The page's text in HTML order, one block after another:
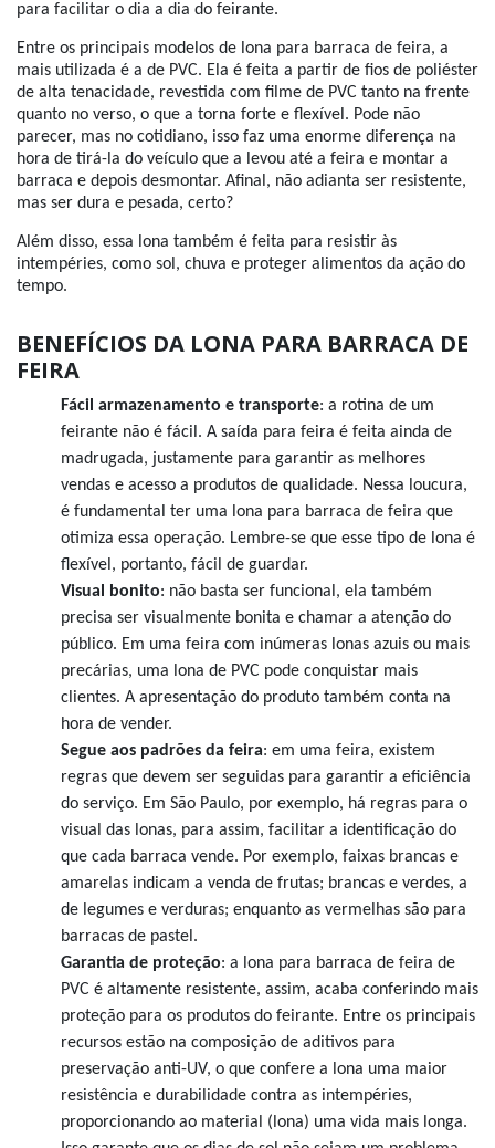
para facilitar o dia a dia do feirante.
Entre os principais modelos de lona para barraca de feira, a
mais utilizada é a de PVC. Ela é feita a partir de fios de poliéster
de alta tenacidade, revestida com filme de PVC tanto na frente
quanto no verso, o que a torna forte e flexível. Pode não
parecer, mas no cotidiano, isso faz uma enorme diferença na
hora de tirá-la do veículo que a levou até a feira e montar a
barraca e depois desmontar. Afinal, não adianta ser resistente,
mas ser dura e pesada, certo?
Além disso, essa lona também é feita para resistir às
intempéries, como sol, chuva e proteger alimentos da ação do
tempo.
BENEFÍCIOS DA LONA PARA BARRACA DE
FEIRA
Fácil armazenamento e transporte: a rotina de um
feirante não é fácil. A saída para feira é feita ainda de
madrugada, justamente para garantir as melhores
vendas e acesso a produtos de qualidade. Nessa loucura,
é fundamental ter uma lona para barraca de feira que
otimiza essa operação. Lembre-se que esse tipo de lona é
flexível, portanto, fácil de guardar.
Visual bonito: não basta ser funcional, ela também
precisa ser visualmente bonita e chamar a atenção do
público. Em uma feira com inúmeras lonas azuis ou mais
precárias, uma lona de PVC pode conquistar mais
clientes. A apresentação do produto também conta na
hora de vender.
Segue aos padrões da feira: em uma feira, existem
regras que devem ser seguidas para garantir a eficiência
do serviço. Em São Paulo, por exemplo, há regras para o
visual das lonas, para assim, facilitar a identificação do
que cada barraca vende. Por exemplo, faixas brancas e
amarelas indicam a venda de frutas; brancas e verdes, a
de legumes e verduras; enquanto as vermelhas são para
barracas de pastel.
Garantia de proteção: a lona para barraca de feira de
PVC é altamente resistente, assim, acaba conferindo mais
proteção para os produtos do feirante. Entre os principais
recursos estão na composição de aditivos para
preservação anti-UV, o que confere a lona uma maior
resistência e durabilidade contra as intempéries,
proporcionando ao material (lona) uma vida mais longa.